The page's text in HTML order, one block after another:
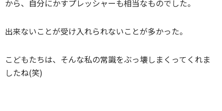
から、自分にかすプレッシャーも相当なものでした。
出来ないことが受け入れられないことが多かった。
こどもたちは、そんな私の常識をぶっ壊しまくってくれま
したね(笑)